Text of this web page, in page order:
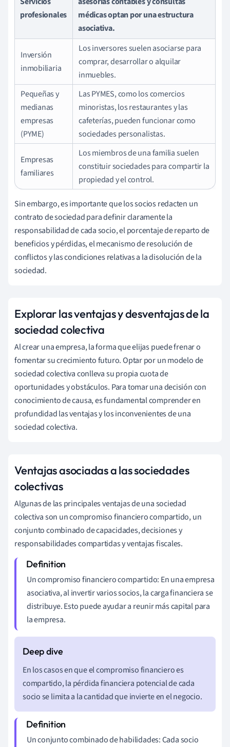
profesionales
médicas optan por una estructura
asociativa.
Inversión
inmobiliaria
Los inversores suelen asociarse para
comprar, desarrollar o alquilar
inmuebles.
Pequeñas y
medianas
empresas
(PYME)
Las PYMES, como los comercios
minoristas, los restaurantes y las
cafeterías, pueden funcionar como
sociedades personalistas.
Empresas
familiares
Los miembros de una familia suelen
constituir sociedades para compartir la
propiedad y el control.
Sin embargo, es importante que los socios redacten un
contrato de sociedad para definir claramente la
responsabilidad de cada socio, el porcentaje de reparto de
beneficios y pérdidas, el mecanismo de resolución de
conflictos y las condiciones relativas a la disolución de la
sociedad.
Explorar las ventajas y desventajas de la
sociedad colectiva
Al crear una empresa, la forma que elijas puede frenar o
fomentar su crecimiento futuro. Optar por un modelo de
sociedad colectiva conlleva su propia cuota de
oportunidades y obstáculos. Para tomar una decisión con
conocimiento de causa, es fundamental comprender en
profundidad las ventajas y los inconvenientes de una
sociedad colectiva.
Ventajas asociadas a las sociedades
colectivas
Algunas de las principales ventajas de una sociedad
colectiva son un compromiso financiero compartido, un
conjunto combinado de capacidades, decisiones y
responsabilidades compartidas y ventajas fiscales.
Un compromiso financiero compartido: En una empresa
asociativa, al invertir varios socios, la carga financiera se
distribuye. Esto puede ayudar a reunir más capital para
la empresa.
En los casos en que el compromiso financiero es
compartido, la pérdida financiera potencial de cada
socio se limita a la cantidad que invierte en el negocio.
Un conjunto combinado de habilidades: Cada socio